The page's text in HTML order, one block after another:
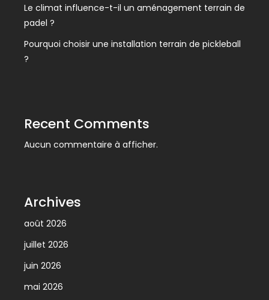
Le climat influence-t-il un aménagement terrain de
padel ?
Pourquoi choisir une installation terrain de pickleball
?
Recent Comments
Aucun commentaire à afficher.
Archives
août 2026
juillet 2026
juin 2026
mai 2026